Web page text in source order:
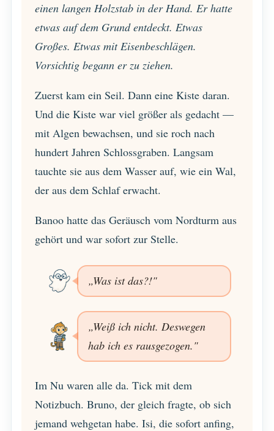
einen langen Holzstab in der Hand. Er hatte
etwas auf dem Grund entdeckt. Etwas
Großes. Etwas mit Eisenbeschlägen.
Vorsichtig begann er zu ziehen.
Zuerst kam ein Seil. Dann eine Kiste daran.
Und die Kiste war viel größer als gedacht —
mit Algen bewachsen, und sie roch nach
hundert Jahren Schlossgraben. Langsam
tauchte sie aus dem Wasser auf, wie ein Wal,
der aus dem Schlaf erwacht.
Banoo hatte das Geräusch vom Nordturm aus
gehört und war sofort zur Stelle.
„Was ist das?!"
„Weiß ich nicht. Deswegen
hab ich es rausgezogen."
Im Nu waren alle da. Tick mit dem
Notizbuch. Bruno, der gleich fragte, ob sich
jemand wehgetan habe. Isi, die sofort anfing,